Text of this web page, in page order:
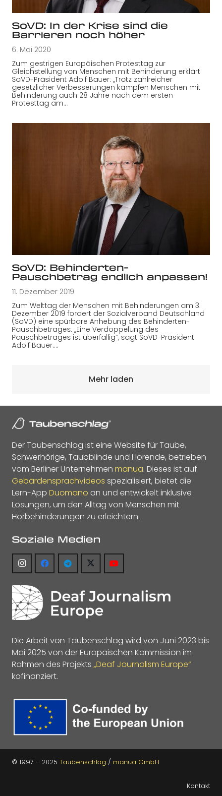
SoVD: In der Krise sind die
Barrieren noch höher
6. Mai 2020
Zum gestrigen Europäischen Protesttag zur
Gleichstellung von Menschen mit Behinderung erklärt
SoVD-Präsident Adolf Bauer: „Trotz zahlreicher
gesetzlicher Verbesserungen kämpfen Menschen mit
Behinderung auch 28 Jahre nach dem ersten
Protesttag am…
SoVD: Behinderten-
Pauschbetrag endlich anpassen!
11. Dezember 2019
Zum Welttag der Menschen mit Behinderungen am 3.
Dezember 2019 fordert der Sozialverband Deutschland
(SoVD) eine spürbare Anhebung des Behinderten-
Pauschbetrages. „Eine Verdoppelung des
Pauschbetrages ist überfällig“, sagt SoVD-Präsident
Adolf Bauer.…
Mehr laden
Der Taubenschlag ist eine Website für Taube,
Schwerhörige, Taubblinde und Hörende, betrieben
vom Berliner Unternehmen manua. Dieses ist auf
Gebärdensprachvideos spezialisiert, bietet die
Lern-App Duomano an und entwickelt inklusive
Lösungen, um den Alltag von Menschen mit
Hörbehinderungen zu erleichtern.
Soziale Medien
Die Arbeit von Taubenschlag wird von Juni 2023 bis
Mai 2025 von der Europäischen Kommission im
Rahmen des Projekts „Deaf Journalism Europe“
kofinanziert.
© 1997 – 2025 Taubenschlag / manua GmbH
Kontakt